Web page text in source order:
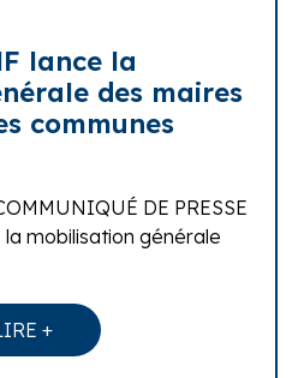
lance la
des maires
communes
DE PRESSE
la mobilisation générale
+